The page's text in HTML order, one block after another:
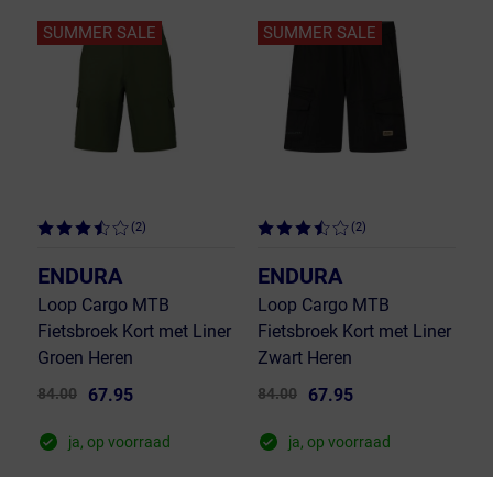
SUMMER SALE
(2)
ENDURA
Loop Cargo MTB
Fietsbroek Kort met Liner
Groen Heren
84.00 67.95
ja, op voorraad
SUMMER SALE
(2)
ENDURA
Loop Cargo MTB
Fietsbroek Kort met Liner
Zwart Heren
84.00 67.95
ja, op voorraad